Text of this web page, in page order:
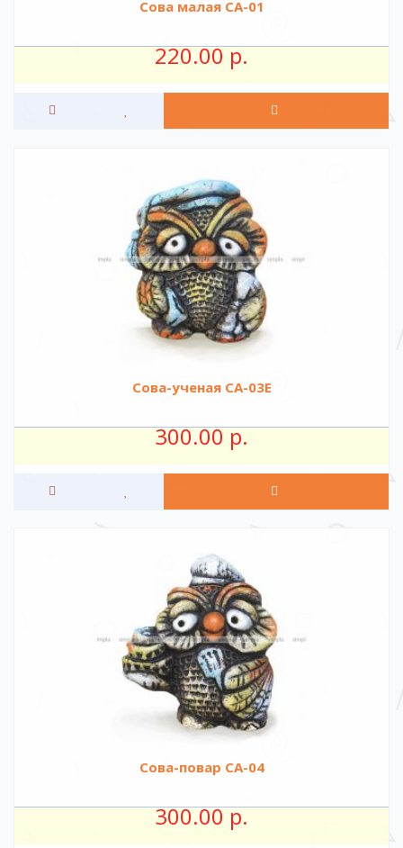
Сова малая СА-01
220.00 р.
Сова-ученая СА-03Е
300.00 р.
Сова-повар СА-04
300.00 р.